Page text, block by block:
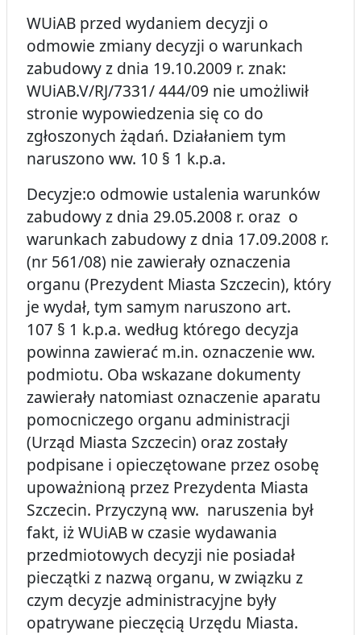
WUiAB przed wydaniem decyzji o
odmowie zmiany decyzji o warunkach
zabudowy z dnia 19.10.2009 r. znak:
WUiAB.V/RJ/7331/ 444/09 nie umożliwił
stronie wypowiedzenia się co do
zgłoszonych żądań. Działaniem tym
naruszono ww. 10 § 1 k.p.a.
Decyzje:o odmowie ustalenia warunków
zabudowy z dnia 29.05.2008 r. oraz o
warunkach zabudowy z dnia 17.09.2008 r.
(nr 561/08) nie zawierały oznaczenia
organu (Prezydent Miasta Szczecin), który
je wydał, tym samym naruszono art.
107 § 1 k.p.a. według którego decyzja
powinna zawierać m.in. oznaczenie ww.
podmiotu. Oba wskazane dokumenty
zawierały natomiast oznaczenie aparatu
pomocniczego organu administracji
(Urząd Miasta Szczecin) oraz zostały
podpisane i opieczętowane przez osobę
upoważnioną przez Prezydenta Miasta
Szczecin. Przyczyną ww. naruszenia był
fakt, iż WUiAB w czasie wydawania
przedmiotowych decyzji nie posiadał
pieczątki z nazwą organu, w związku z
czym decyzje administracyjne były
opatrywane pieczęcią Urzędu Miasta.